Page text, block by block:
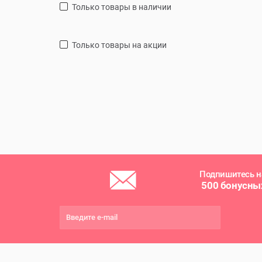
только товары в наличии
только товары на акции
Подпишитесь
500